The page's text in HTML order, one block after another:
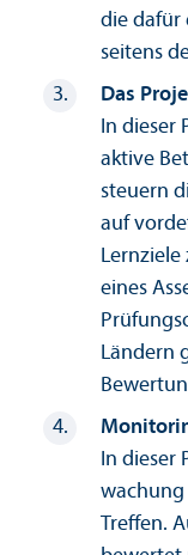
die dafür
seitens
Das
In dieser
aktive
steuern
auf
Lernziele
eines
Ländern
In dieser
wachung
Treffen.